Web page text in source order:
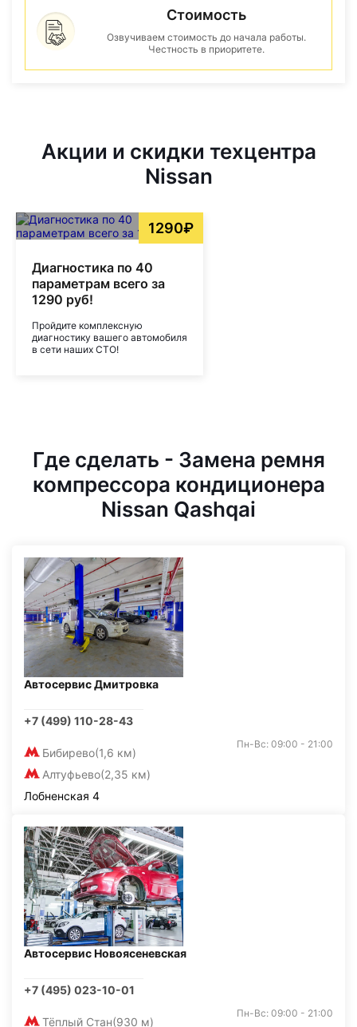
Стоимость
Озвучиваем стоимость до начала работы.
Честность в приоритете.
Акции и скидки техцентра
Nissan
1290₽
Диагностика по 40
параметрам всего за
1290 руб!
Пройдите комплексную
диагностику вашего автомобиля
в сети наших СТО!
Где сделать - Замена ремня
компрессора кондиционера
Nissan Qashqai
Автосервис Дмитровка
+7 (499) 110-28-43
Бибирево(1,6 км)
Алтуфьево(2,35 км)
Пн-Вс: 09:00 - 21:00
Лобненская 4
Автосервис Новоясеневская
+7 (495) 023-10-01
Тёплый Стан(930 м)
Пн-Вс: 09:00 - 21:00